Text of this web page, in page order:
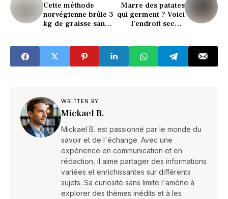
Cette méthode
norvégienne brûle 3
kg de graisse sans
Marre des patates
qui germent ? Voici
l’endroit secret
WRITTEN BY
Mickael B.
Mickael B. est passionné par le monde du
savoir et de l'échange. Avec une
expérience en communication et en
rédaction, il aime partager des informations
variées et enrichissantes sur différents
sujets. Sa curiosité sans limite l'amène à
explorer des thèmes inédits et à les